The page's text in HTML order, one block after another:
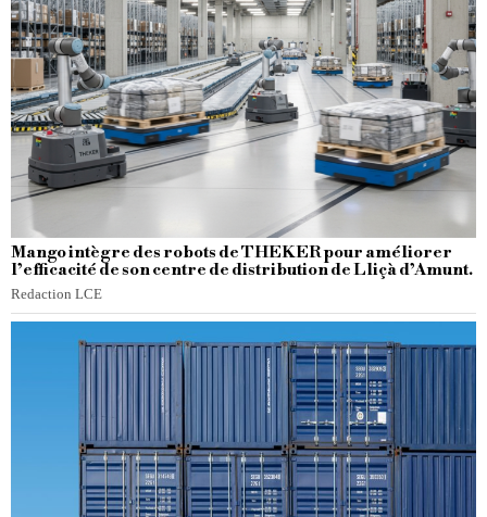
Mango intègre des robots de THEKER pour améliorer
l’efficacité de son centre de distribution de Lliçà d’Amunt.
Redaction LCE